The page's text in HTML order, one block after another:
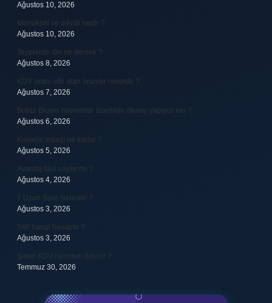
Ağustos 10, 2026
Monokotil ve dikotil nedir ?
Ağustos 10, 2026
Teyplerde din ne demek ?
Ağustos 8, 2026
KDV oranı sıfır olan ürünler nelerdir ?
Ağustos 7, 2026
Bobbi Brown hayvanlar üzerinde deney yapıyor mu ?
Ağustos 6, 2026
Kovacic maaşı ne kadar ?
Ağustos 5, 2026
Avantaj faul sayılır mı ?
Ağustos 4, 2026
7 Uzun Sure Nelerdir ?
Ağustos 3, 2026
340 hangi hesaptır ?
Ağustos 3, 2026
Şirket KDV nereden ödenir ?
Temmuz 30, 2026